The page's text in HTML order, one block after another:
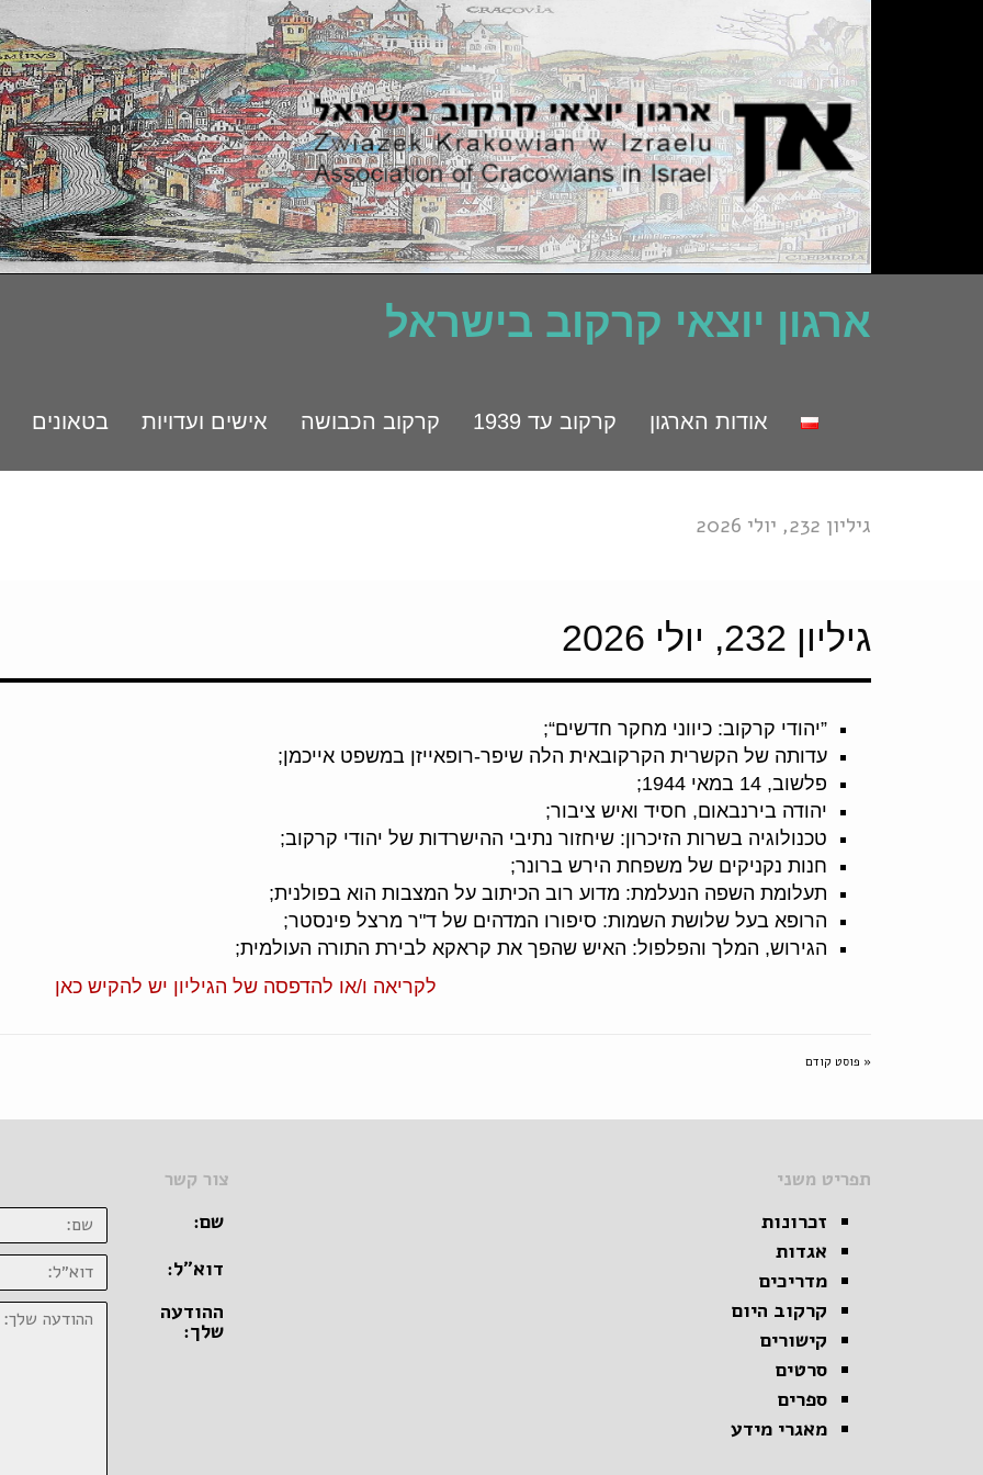
ארגון יוצאי קרקוב בישראל
אודות הארגון קרקוב עד 1939 קרקוב הכבושה אישים ועדויות בטאונים
גיליון 232, יולי 2026
גיליון 232, יולי 2026
”יהודי קרקוב: כיווני מחקר חדשים“;
עדותה של הקשרית הקרקובאית הלה שיפר-רופאייזן במשפט אייכמן;
פלשוב, 14 במאי 1944;
יהודה בירנבאום, חסיד ואיש ציבור;
טכנולוגיה בשרות הזיכרון: שיחזור נתיבי ההישרדות של יהודי קרקוב;
חנות נקניקים של משפחת הירש ברונר;
תעלומת השפה הנעלמת: מדוע רוב הכיתוב על המצבות הוא בפולנית;
הרופא בעל שלושת השמות: סיפורו המדהים של ד"ר מרצל פינסטר;
הגירוש, המלך והפלפול: האיש שהפך את קראקא לבירת התורה העולמית;
לקריאה ו/או להדפסה של הגיליון יש להקיש כאן
« פוסט קודם
תפריט משני
זכרונות
אגדות
מדריכים
קרקוב היום
קישורים
סרטים
ספרים
מאגרי מידע
צור קשר
שם:
דוא״ל:
ההודעה
שלך: